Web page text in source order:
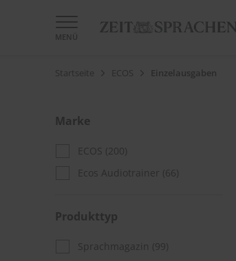
MENÜ
Startseite ECOS Einzelausgaben
Marke
ECOS (200)
Ecos Audiotrainer (66)
Produkttyp
Sprachmagazin (99)